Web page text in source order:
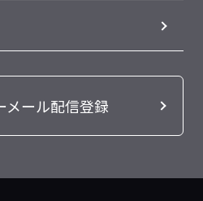
メール配信登録